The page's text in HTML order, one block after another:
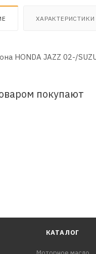
ХАРАКТЕРИСТИКИ
HONDA JAZZ 02-/
покупают
КАТАЛОГ